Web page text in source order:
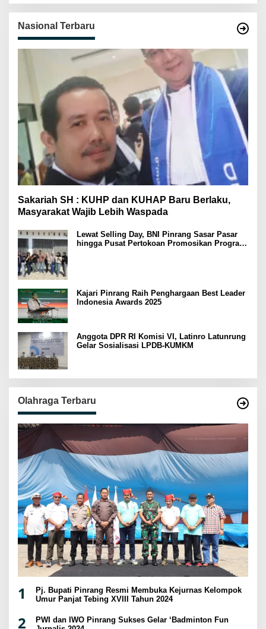
Nasional Terbaru
Sakariah SH : KUHP dan KUHAP Baru Berlaku,
Masyarakat Wajib Lebih Waspada
Lewat Selling Day, BNI Pinrang Sasar Pasar
hingga Pusat Pertokoan Promosikan Program
Kajari Pinrang Raih Penghargaan Best Leader
Indonesia Awards 2025
Anggota DPR RI Komisi VI, Latinro Latunrung
Gelar Sosialisasi LPDB-KUMKM
Olahraga Terbaru
1
Pj. Bupati Pinrang Resmi Membuka Kejurnas Kelompok
Umur Panjat Tebing XVIII Tahun 2024
2
PWI dan IWO Pinrang Sukses Gelar ‘Badminton Fun